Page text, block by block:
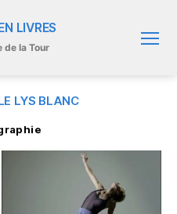
LIVRES
de la Tour
LYS BLANC